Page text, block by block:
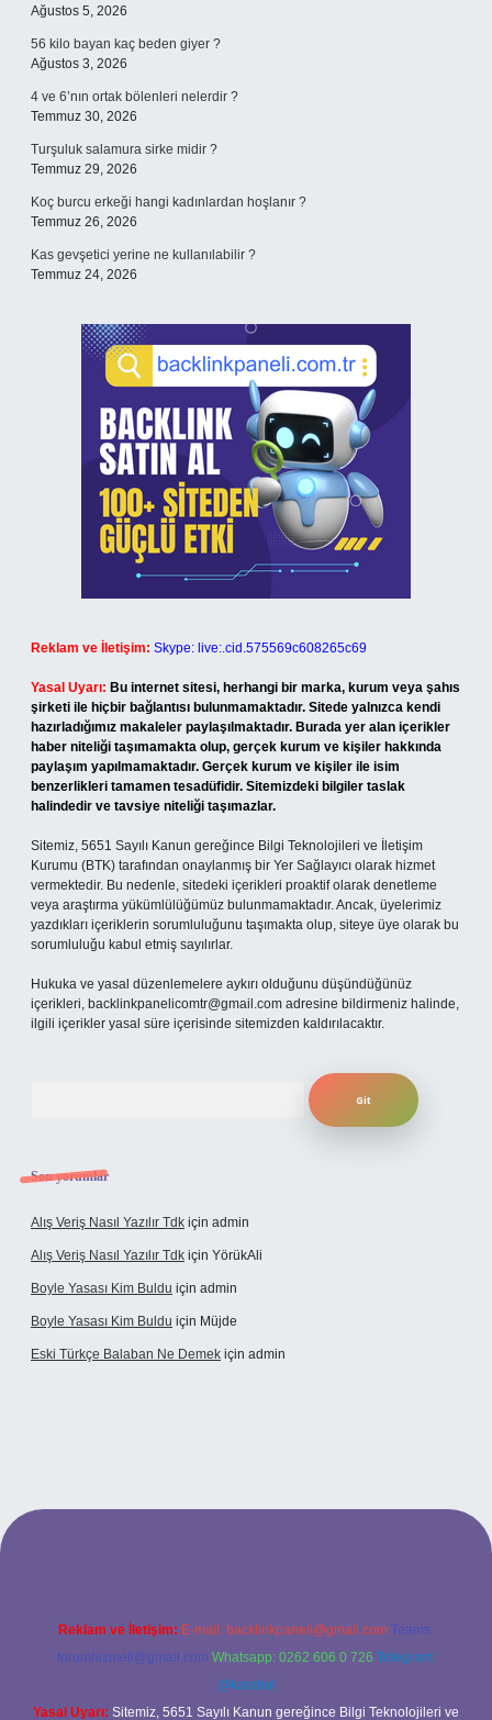
Ağustos 5, 2026
56 kilo bayan kaç beden giyer ?
Ağustos 3, 2026
4 ve 6’nın ortak bölenleri nelerdir ?
Temmuz 30, 2026
Turşuluk salamura sirke midir ?
Temmuz 29, 2026
Koç burcu erkeği hangi kadınlardan hoşlanır ?
Temmuz 26, 2026
Kas gevşetici yerine ne kullanılabilir ?
Temmuz 24, 2026
Reklam ve İletişim: Skype: live:.cid.575569c608265c69
Yasal Uyarı: Bu internet sitesi, herhangi bir marka, kurum veya şahıs
şirketi ile hiçbir bağlantısı bulunmamaktadır. Sitede yalnızca kendi
hazırladığımız makaleler paylaşılmaktadır. Burada yer alan içerikler
haber niteliği taşımamakta olup, gerçek kurum ve kişiler hakkında
paylaşım yapılmamaktadır. Gerçek kurum ve kişiler ile isim
benzerlikleri tamamen tesadüfidir. Sitemizdeki bilgiler taslak
halindedir ve tavsiye niteliği taşımazlar.
Sitemiz, 5651 Sayılı Kanun gereğince Bilgi Teknolojileri ve İletişim
Kurumu (BTK) tarafından onaylanmış bir Yer Sağlayıcı olarak hizmet
vermektedir. Bu nedenle, sitedeki içerikleri proaktif olarak denetleme
veya araştırma yükümlülüğümüz bulunmamaktadır. Ancak, üyelerimiz
yazdıkları içeriklerin sorumluluğunu taşımakta olup, siteye üye olarak bu
sorumluluğu kabul etmiş sayılırlar.
Hukuka ve yasal düzenlemelere aykırı olduğunu düşündüğünüz
içerikleri, backlinkpanelicomtr@gmail.com adresine bildirmeniz halinde,
ilgili içerikler yasal süre içerisinde sitemizden kaldırılacaktır.
Son yorumlar
Alış Veriş Nasıl Yazılır Tdk için admin
Alış Veriş Nasıl Yazılır Tdk için YörükAli
Boyle Yasası Kim Buldu için admin
Boyle Yasası Kim Buldu için Müjde
Eski Türkçe Balaban Ne Demek için admin
Reklam ve İletişim: E-mail: backlinkpaneli@gmail.com Teams:
forumhizmeti@gmail.com Whatsapp: 0262 606 0 726 Telegram:
@karabul
Yasal Uyarı: Sitemiz, 5651 Sayılı Kanun gereğince Bilgi Teknolojileri ve